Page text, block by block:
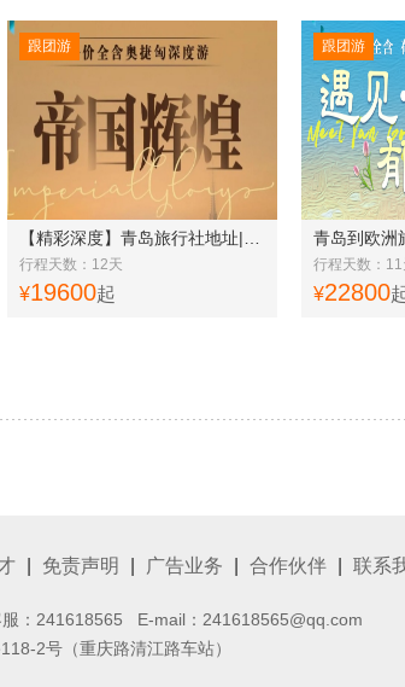
行程天数：12天
¥19600起
跟团游
行程天数：11
¥22800
跟团游
免责声明 广告业务 合作伙伴 联系
： 241618565 E-mail：241618565@qq.com
2号（重庆路清江路车站）